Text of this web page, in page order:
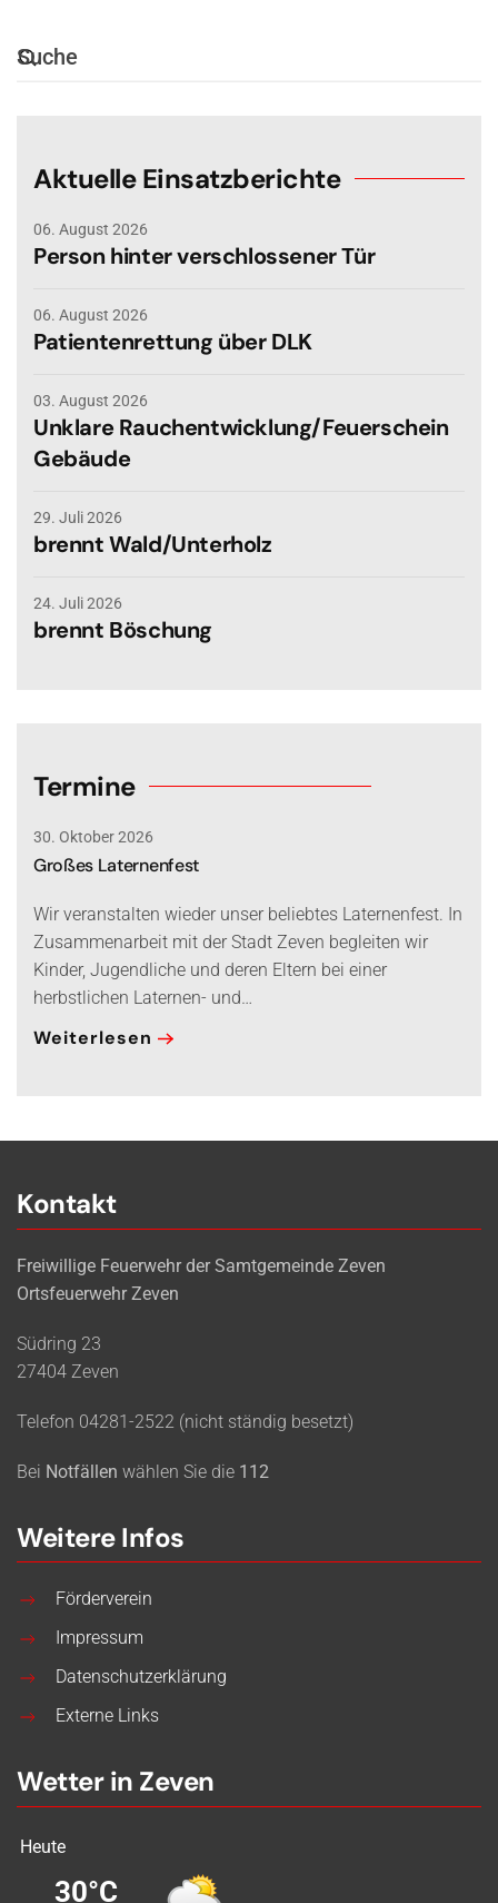
Aktuelle Einsatzberichte
06. August 2026
Person hinter verschlossener Tür
06. August 2026
Patientenrettung über DLK
03. August 2026
Unklare Rauchentwicklung/Feuerschein
Gebäude
29. Juli 2026
brennt Wald/Unterholz
24. Juli 2026
brennt Böschung
Termine
30. Oktober 2026
Großes Laternenfest
Wir veranstalten wieder unser beliebtes Laternenfest. In
Zusammenarbeit mit der Stadt Zeven begleiten wir
Kinder, Jugendliche und deren Eltern bei einer
herbstlichen Laternen- und…
Weiterlesen
Kontakt
Freiwillige Feuerwehr der Samtgemeinde Zeven
Ortsfeuerwehr Zeven
Südring 23
27404 Zeven
Telefon 04281-2522 (nicht ständig besetzt)
Bei Notfällen wählen Sie die 112
Weitere Infos
Förderverein
Impressum
Datenschutzerklärung
Externe Links
Wetter in Zeven
Heute
30°C